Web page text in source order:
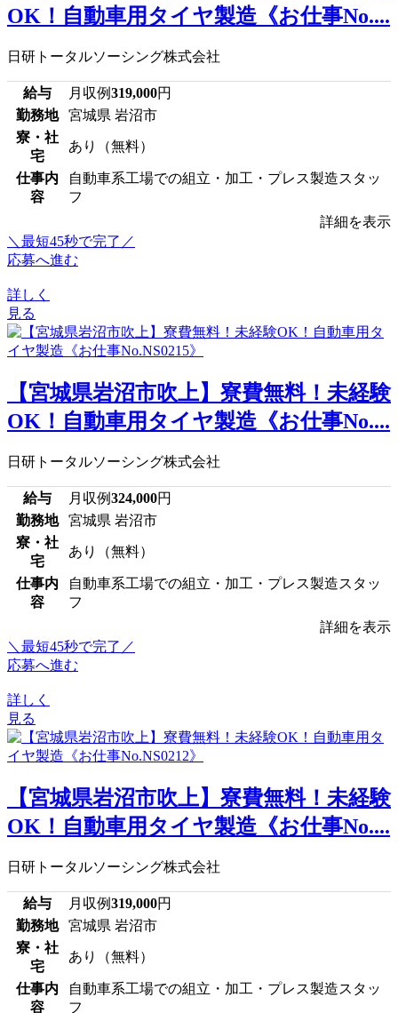
OK！自動車用タイヤ製造《お仕事No....
日研トータルソーシング株式会社
給与 月収例319,000円
勤務地
宮城県 岩沼市
寮・社
宅
あり（無料）
仕事内
容
自動車系工場での組立・加工・プレス製造スタッ
フ
詳細を表示
＼最短45秒で完了／
応募へ進む
詳しく
見る
【宮城県岩沼市吹上】寮費無料！未経験
OK！自動車用タイヤ製造《お仕事No....
日研トータルソーシング株式会社
給与 月収例324,000円
勤務地
宮城県 岩沼市
寮・社
宅
あり（無料）
仕事内
容
自動車系工場での組立・加工・プレス製造スタッ
フ
詳細を表示
＼最短45秒で完了／
応募へ進む
詳しく
見る
【宮城県岩沼市吹上】寮費無料！未経験
OK！自動車用タイヤ製造《お仕事No....
日研トータルソーシング株式会社
給与 月収例319,000円
勤務地
宮城県 岩沼市
寮・社
宅
あり（無料）
仕事内
容
自動車系工場での組立・加工・プレス製造スタッ
フ